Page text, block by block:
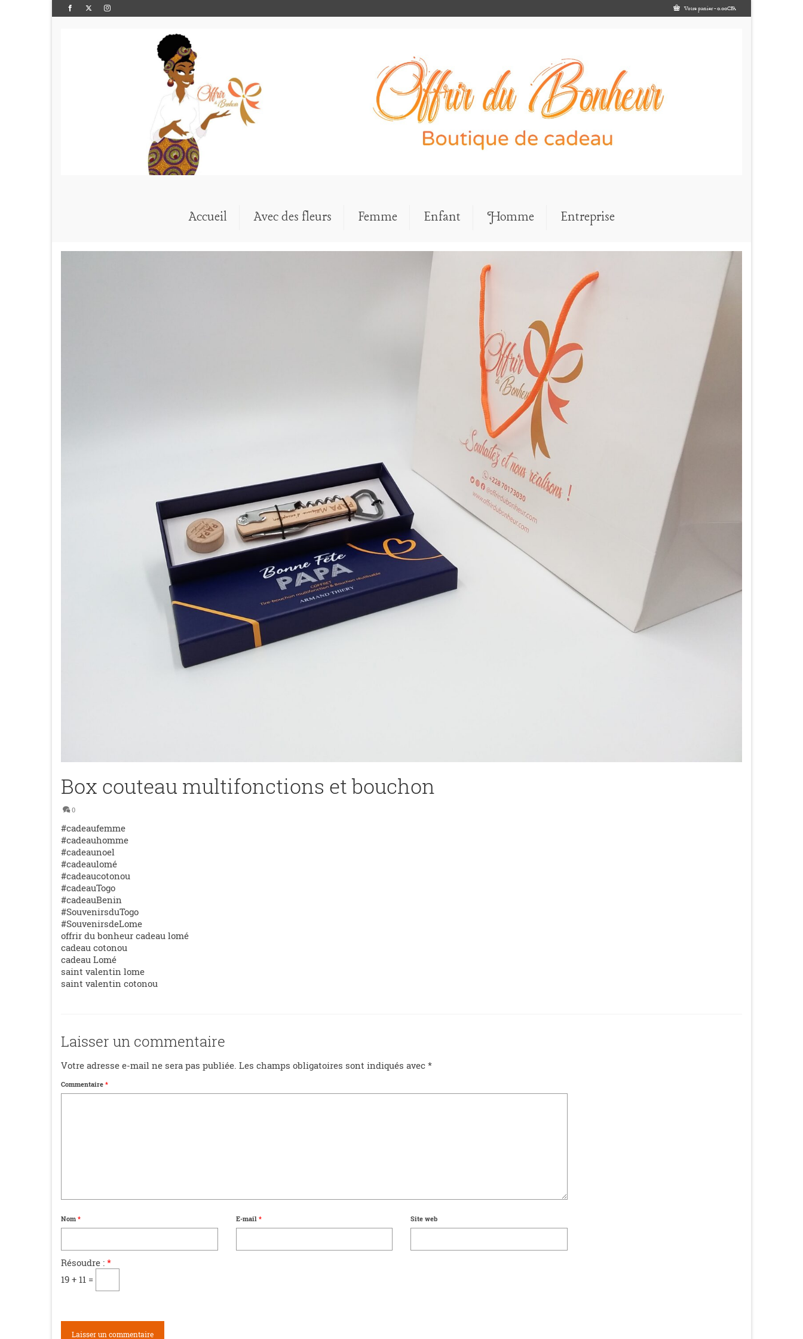
Votre panier-0.00CFA
Accueil Avec des fleurs Femme Enfant Homme Entreprise
Box couteau multifonctions et bouchon
0
#cadeaufemme
#cadeauhomme
#cadeaunoel
#cadeaulomé
#cadeaucotonou
#cadeauTogo
#cadeauBenin
#SouvenirsduTogo
#SouvenirsdeLome
offrir du bonheur cadeau lomé
cadeau cotonou
cadeau Lomé
saint valentin lome
saint valentin cotonou
Laisser un commentaire
Votre adresse e-mail ne sera pas publiée. Les champs obligatoires sont indiqués avec *
Commentaire *
Nom * E-mail * Site web
Résoudre : *
19 + 11 =